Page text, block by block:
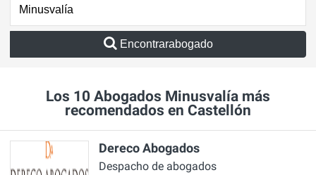
Encontrarabogado
Los 10 Abogados Minusvalía más
recomendados en Castellón
Dereco Abogados
Despacho de abogados